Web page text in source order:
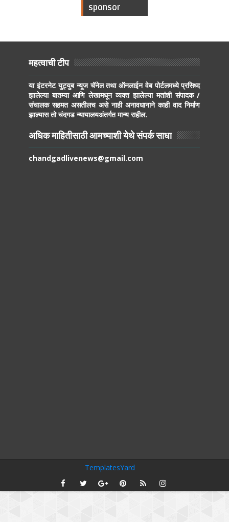
sponsor
महत्वाची टीप
या इंटरनेट युट्युब न्यूज चॅनेल तथा ऑनलाईन वेब पोर्टलमध्ये प्रसिध्द
झालेल्या बातम्या आणि लेखामधून व्यक्त झालेल्या मतांशी संपादक /
संचालक सहमत असतीलच असे नाही अनावधानाने काही वाद निर्माण
झाल्यास तो चंदगड न्यायालयअंतर्गत मान्य राहील.
अधिक माहितीसाठी आमच्याशी येथे संपर्क साधा
chandgadlivenews@gmail.com